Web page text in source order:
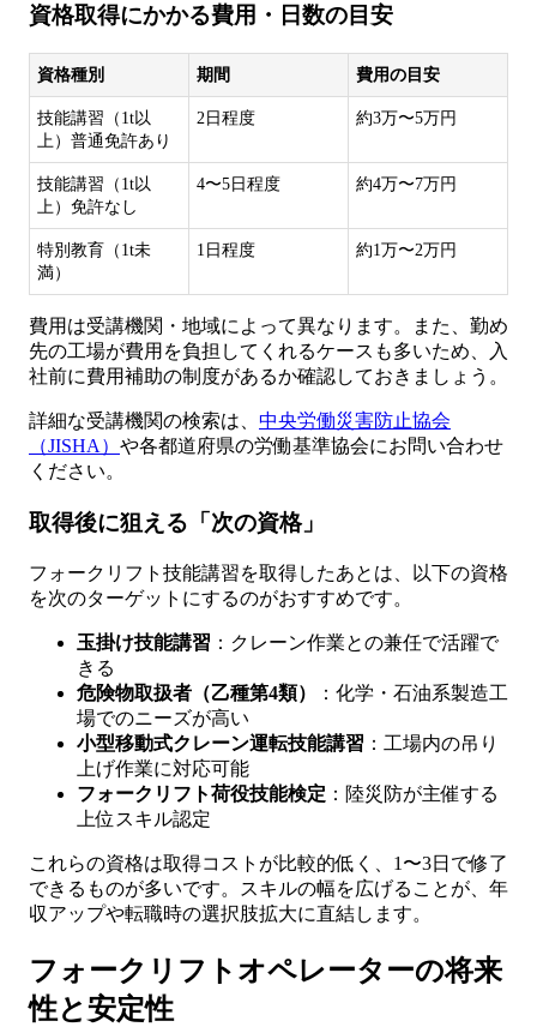
資格取得にかかる費用・日数の目安
資格種別 期間 費用の目安
技能講習（1t以
上）普通免許あり
2日程度 約3万〜5万円
技能講習（1t以
上）免許なし
4〜5日程度 約4万〜7万円
特別教育（1t未
満）
1日程度 約1万〜2万円
費用は受講機関・地域によって異なります。また、勤め
先の工場が費用を負担してくれるケースも多いため、入
社前に費用補助の制度があるか確認しておきましょう。
詳細な受講機関の検索は、 中央労働災害防止協会
（JISHA） や各都道府県の労働基準協会にお問い合わせ
ください。
取得後に狙える「次の資格」
フォークリフト技能講習を取得したあとは、以下の資格
を次のターゲットにするのがおすすめです。
玉掛け技能講習 ：クレーン作業との兼任で活躍で
きる
危険物取扱者（乙種第4類）
：化学・石油系製造工
場でのニーズが高い
小型移動式クレーン運転技能講習 ：工場内の吊り
上げ作業に対応可能
フォークリフト荷役技能検定 ：陸災防が主催する
上位スキル認定
これらの資格は取得コストが比較的低く、1〜3日で修了
できるものが多いです。スキルの幅を広げることが、年
収アップや転職時の選択肢拡大に直結します。
フォークリフトオペレーターの将来
性と安定性